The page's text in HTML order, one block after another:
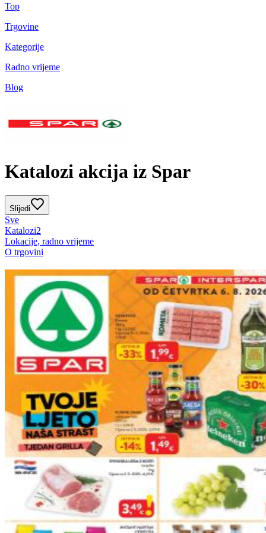
Top
Trgovine
Kategorije
Radno vrijeme
Blog
Katalozi akcija iz Spar
Slijedi
Sve
Katalozi2
Lokacije, radno vrijeme
O trgovini